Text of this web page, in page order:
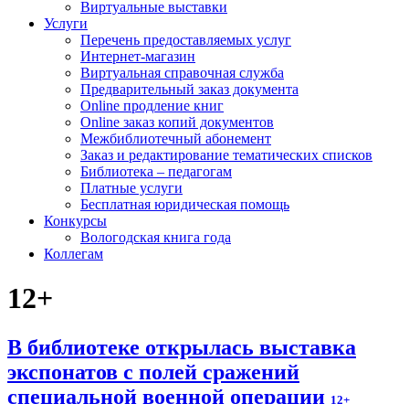
Виртуальные выставки
Услуги
Перечень предоставляемых услуг
Интернет-магазин
Виртуальная справочная служба
Предварительный заказ документа
Online продление книг
Online заказ копий документов
Межбиблиотечный абонемент
Заказ и редактирование тематических списков
Библиотека – педагогам
Платные услуги
Бесплатная юридическая помощь
Конкурсы
Вологодская книга года
Коллегам
12+
В библиотеке открылась выставка
экспонатов с полей сражений
специальной военной операции 12+